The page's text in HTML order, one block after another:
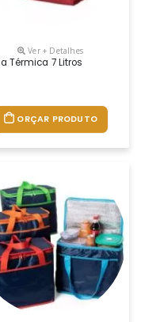
Telados, Alça De
Ver + Detalhes
Térmica 7 Litros
ORÇAR PRODUTO